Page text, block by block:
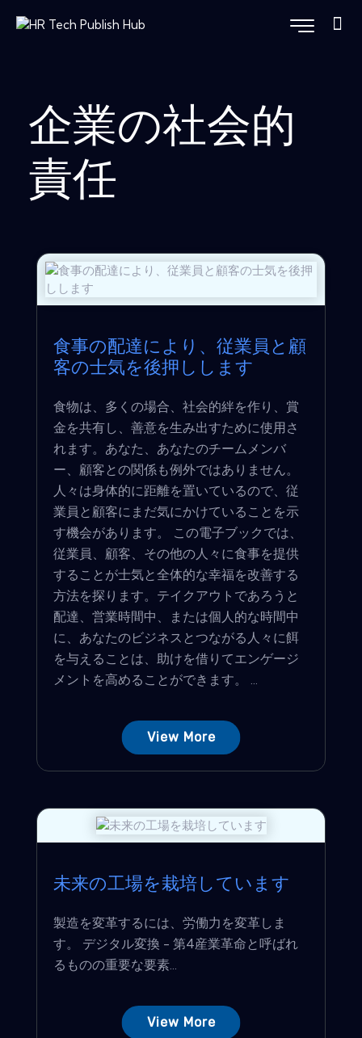
企業の社会的
責任
食事の配達により、従業員と顧
客の士気を後押しします
食物は、多くの場合、社会的絆を作り、賞
金を共有し、善意を生み出すために使用さ
れます。あなた、あなたのチームメンバ
ー、顧客との関係も例外ではありません。
人々は身体的に距離を置いているので、従
業員と顧客にまだ気にかけていることを示
す機会があります。 この電子ブックでは、
従業員、顧客、その他の人々に食事を提供
することが士気と全体的な幸福を改善する
方法を探ります。テイクアウトであろうと
配達、営業時間中、または個人的な時間中
に、あなたのビジネスとつながる人々に餌
を与えることは、助けを借りてエンゲージ
メントを高めることができます。 ...
View More
未来の工場を栽培しています
製造を変革するには、労働力を変革しま
す。 デジタル変換 - 第4産業革命と呼ばれ
るものの重要な要素...
View More